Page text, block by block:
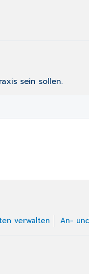
sein sollen.
verwalten An-